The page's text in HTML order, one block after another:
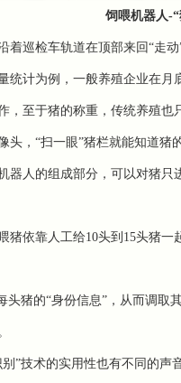
饲喂机器人-
着巡检车轨道在顶部来回“走
统计为例，一般养殖企业在
，至于猪的称重，传统养殖
头，“扫一眼”猪栏就能知道
器人的组成部分，可以对猪
猪依靠人工给10头到15头猪
头猪的“身份信息”，从而调
”技术的实用性也有不同的